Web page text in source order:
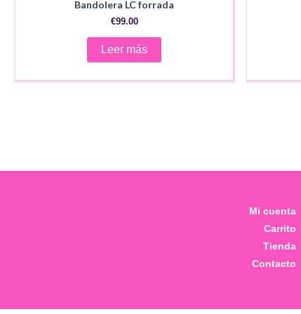
Bandolera LC forrada
€99.00
Leer más
Mi cuenta
Carrito
Tienda
Contacto